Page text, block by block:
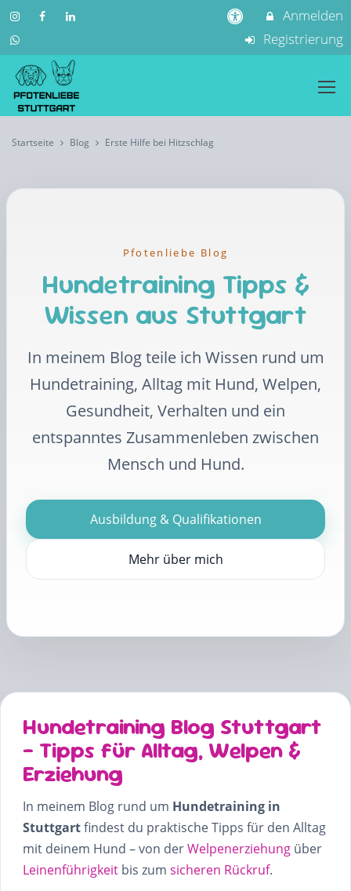
Anmelden
Registrierung
Startseite Blog Erste Hilfe bei Hitzschlag
Pfotenliebe Blog
Hundetraining Tipps &
Wissen aus Stuttgart
In meinem Blog teile ich Wissen rund um
Hundetraining, Alltag mit Hund, Welpen,
Gesundheit, Verhalten und ein
entspanntes Zusammenleben zwischen
Mensch und Hund.
Ausbildung & Qualifikationen
Mehr über mich
Hundetraining Blog Stuttgart
– Tipps für Alltag, Welpen &
Erziehung
In meinem Blog rund um Hundetraining in
Stuttgartfindest du praktische Tipps für den Alltag
mit deinem Hund – von derWelpenerziehung über
Leinenführigkeit bis zum sicheren Rückruf.